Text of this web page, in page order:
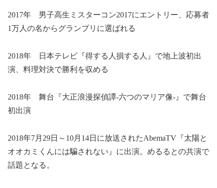
2017年 男子高生ミスターコン2017にエントリー、応募者
1万人の名からグランプリに選ばれる
2018年 日本テレビ『得する人損する人』で地上波初出
演、料理対決で勝利を収める
2018年 舞台『大正浪漫探偵譚-六つのマリア像-』で舞台
初出演
2018年7月29日～10月14日に放送されたAbemaTV『太陽と
オオカミくんには騙されない』に出演。めるるとの共演で
話題となる。